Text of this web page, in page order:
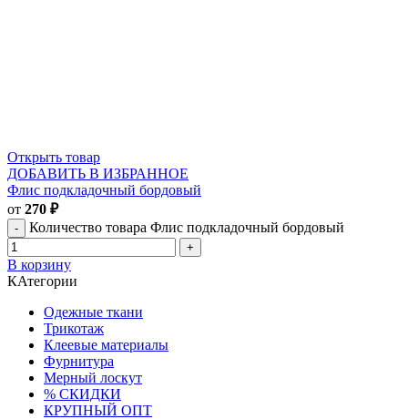
Открыть товар
ДОБАВИТЬ В ИЗБРАННОЕ
Флис подкладочный бордовый
от 270 ₽
Количество товара Флис подкладочный бордовый
В корзину
КАтегории
Одежные ткани
Трикотаж
Клеевые материалы
Фурнитура
Мерный лоскут
% СКИДКИ
КРУПНЫЙ ОПТ